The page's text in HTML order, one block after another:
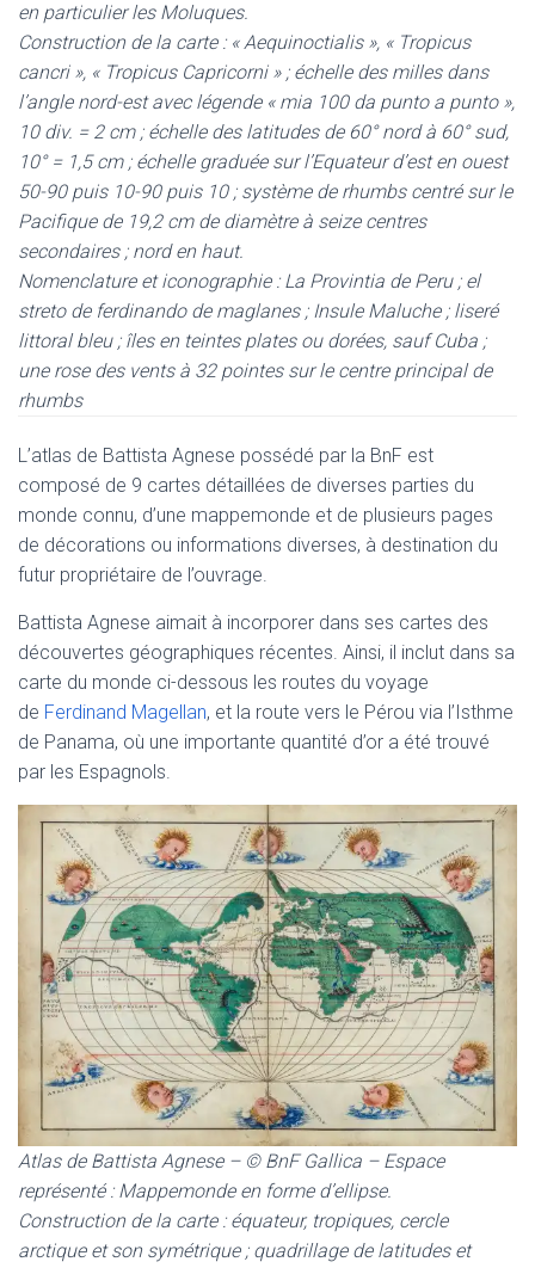
en particulier les Moluques.
Construction de la carte : « Aequinoctialis », « Tropicus
cancri », « Tropicus Capricorni » ; échelle des milles dans
l’angle nord-est avec légende « mia 100 da punto a punto »,
10 div. = 2 cm ; échelle des latitudes de 60° nord à 60° sud,
10° = 1,5 cm ; échelle graduée sur l’Equateur d’est en ouest
50-90 puis 10-90 puis 10 ; système de rhumbs centré sur le
Pacifique de 19,2 cm de diamètre à seize centres
secondaires ; nord en haut.
Nomenclature et iconographie : La Provintia de Peru ; el
streto de ferdinando de maglanes ; Insule Maluche ; liseré
littoral bleu ; îles en teintes plates ou dorées, sauf Cuba ;
une rose des vents à 32 pointes sur le centre principal de
rhumbs
L’atlas de Battista Agnese possédé par la BnF est
composé de 9 cartes détaillées de diverses parties du
monde connu, d’une mappemonde et de plusieurs pages
de décorations ou informations diverses, à destination du
futur propriétaire de l’ouvrage.
Battista Agnese aimait à incorporer dans ses cartes des
découvertes géographiques récentes. Ainsi, il inclut dans sa
carte du monde ci-dessous les routes du voyage
de Ferdinand Magellan, et la route vers le Pérou via l’Isthme
de Panama, où une importante quantité d’or a été trouvé
par les Espagnols.
Atlas de Battista Agnese – © BnF Gallica – Espace
représenté : Mappemonde en forme d’ellipse.
Construction de la carte : équateur, tropiques, cercle
arctique et son symétrique ; quadrillage de latitudes et